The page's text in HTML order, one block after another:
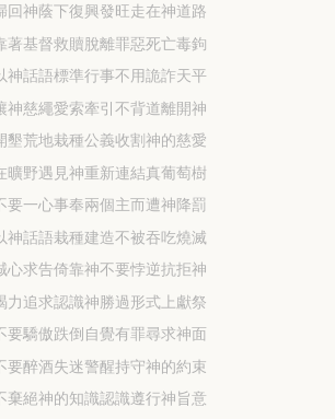
回神蔭下復興發旺走在神道路
著基督救贖脫離罪惡死亡毒鉤
神話語標準行事不用詭詐天平
神慈繩愛索牽引不背道離開神
墾荒地栽種公義收割神的慈愛
曠野遇見神重新連結真葡萄樹
要一心事奉兩個主而遭神降罰
神話語栽種建造不被吞吃燒滅
心求告倚靠神不要悖逆抗拒神
力追求認識神勝過形式上獻祭
要驕傲跌倒自覺有罪尋求神面
要醉酒失迷警醒持守神的約束
棄絕神的知識認識遵行神旨意